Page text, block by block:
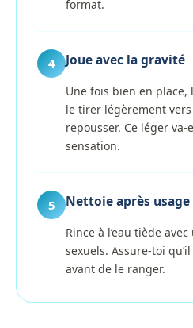
format.
4 Joue avec la gravité
Une fois bien en
le tirer légèrement
repousser. Ce léger
sensation.
5 Nettoie après usage
Rince à l’eau tiède
sexuels. Assure-toi
avant de le ranger.